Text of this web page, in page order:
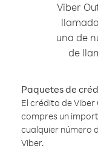
Viber
una de
de
Paquetes de
El crédito de Viber
compres un
cualquier número
Viber.